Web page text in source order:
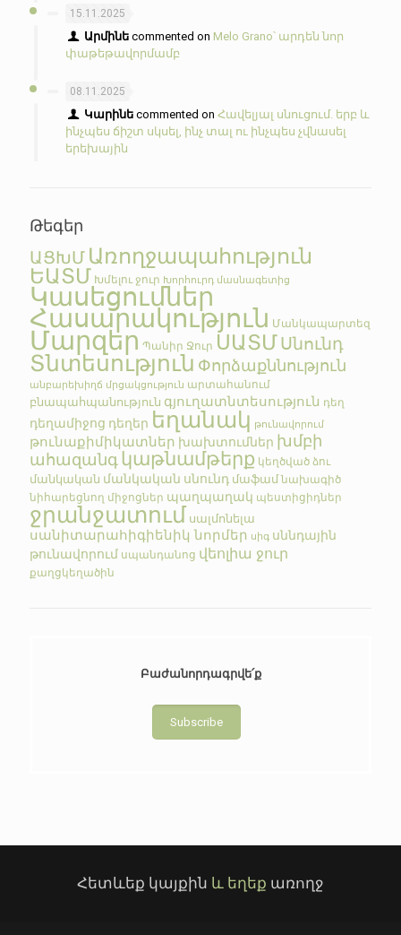
15.11.2025
Արմինե commented on Melo Grano՝ արդեն նոր
փաթեթավորմամբ
08.11.2025
Կարինե commented onՀավելյալ սնուցում. երբ և
ինչպես ճիշտ սկսել, ինչ տալ ու ինչպես չվնասել
երեխային
Թեգեր
ԱՑԽՄ Առողջապահություն
ԵԱՏՄ Խմելու ջուր Խորհուրդ մասնագետից
Կասեցումներ
Հասարակություն Մանկապարտեզ
Մարզեր Պանիր Ջուր ՍԱՏՄՍնունդ
Տնտեսություն Փորձաքննություն
անբարեխիղճ մրցակցություն արտահանում
բնապահպանություն գյուղատնտեսություն դեղ
դեղամիջոց դեղեր եղանակ թունավորում
թունաքիմիկատներ խախտումներ խմբի
ահազանգկաթնամթերք կեղծված ձու
մանկական մանկական սնունդ մաֆամ նախագիծ
նիհարեցնող միջոցներ պաղպաղակ պեստիցիդներ
ջրանջատում սալմոնելա
սանիտարահիգիենիկ նորմեր սիգ սննդային
թունավորում սպանդանոց վեոլիա ջուր
քաղցկեղածին
Բաժանորդագրվե՛ք
Subscribe
Հետևեք կայքին և եղեք առողջ